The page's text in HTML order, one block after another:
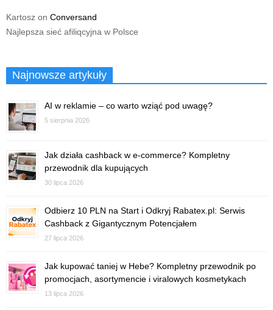
Kartosz on Conversand
Najlepsza sieć afiliqcyjna w Polsce
Najnowsze artykuły
AI w reklamie – co warto wziąć pod uwagę?
5 sierpnia 2026
Jak działa cashback w e-commerce? Kompletny
przewodnik dla kupujących
30 lipca 2026
Odbierz 10 PLN na Start i Odkryj Rabatex.pl: Serwis
Cashback z Gigantycznym Potencjałem
27 lipca 2026
Jak kupować taniej w Hebe? Kompletny przewodnik po
promocjach, asortymencie i viralowych kosmetykach
13 lipca 2026